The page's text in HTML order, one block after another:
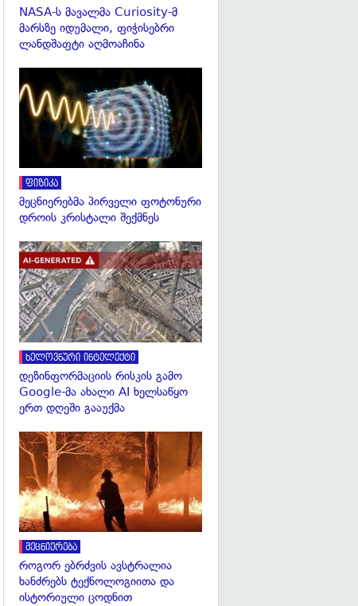
NASA-ს მავალმა Curiosity-მ
მარსზე იდუმალი, ფიჭისებრი
ლანდშაფტი აღმოაჩინა
ფიზიკა
მეცნიერებმა პირველი ფოტონური
დროის კრისტალი შექმნეს
ხელოვნური ინტელექტი
დეზინფორმაციის რისკის გამო
Google-მა ახალი AI ხელსაწყო
ერთ დღეში გააუქმა
მეცნიერება
როგორ ებრძვის ავსტრალია
ხანძრებს ტექნოლოგიითა და
ისტორიული ცოდნით